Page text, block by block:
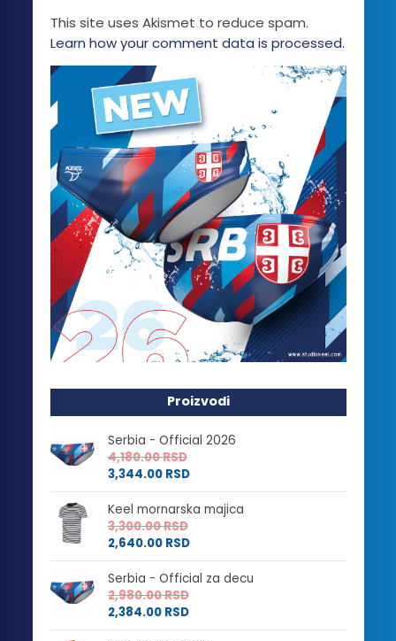
This site uses Akismet to reduce spam.
Learn how your comment data is processed.
Proizvodi
Serbia - Official 2026
4,180.00RSD
3,344.00 RSD
Keel mornarska majica
3,300.00RSD
2,640.00 RSD
Serbia - Official za decu
2,980.00RSD
2,384.00 RSD